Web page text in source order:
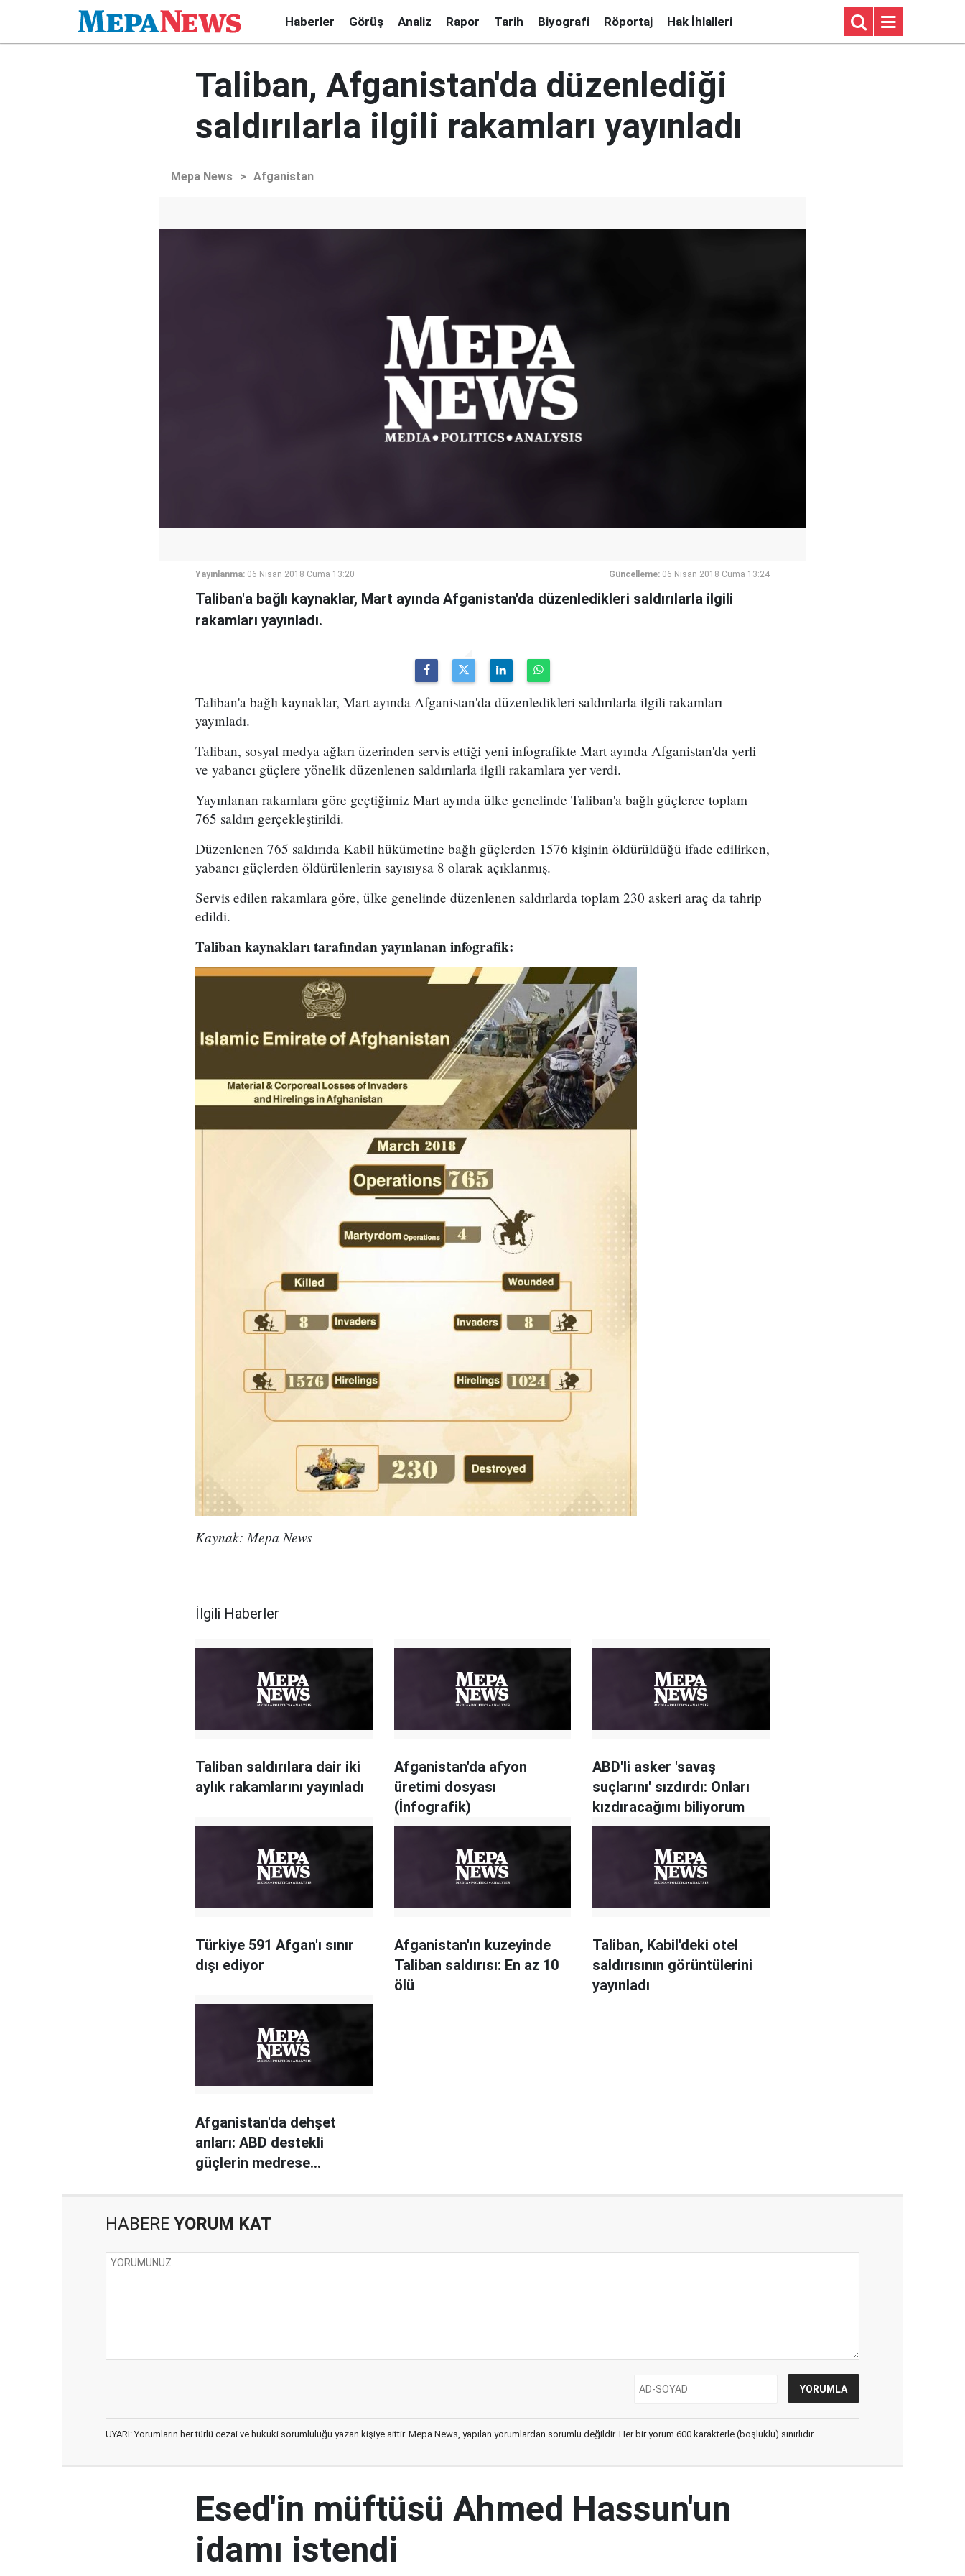
Haberler Görüş Analiz Rapor Tarih Biyografi Röportaj Hak İhlalleri
Taliban, Afganistan'da düzenlediği
saldırılarla ilgili rakamları yayınladı
Mepa News > Afganistan
Yayınlanma: 06 Nisan 2018 Cuma 13:20 Güncelleme: 06 Nisan 2018 Cuma 13:24
Taliban'a bağlı kaynaklar, Mart ayında Afganistan'da düzenledikleri saldırılarla ilgili
rakamları yayınladı.
Taliban'a bağlı kaynaklar, Mart ayında Afganistan'da düzenledikleri saldırılarla ilgili rakamları
yayınladı.
Taliban, sosyal medya ağları üzerinden servis ettiği yeni infografikte Mart ayında Afganistan'da yerli
ve yabancı güçlere yönelik düzenlenen saldırılarla ilgili rakamlara yer verdi.
Yayınlanan rakamlara göre geçtiğimiz Mart ayında ülke genelinde Taliban'a bağlı güçlerce toplam
765 saldırı gerçekleştirildi.
Düzenlenen 765 saldırıda Kabil hükümetine bağlı güçlerden 1576 kişinin öldürüldüğü ifade edilirken,
yabancı güçlerden öldürülenlerin sayısıysa 8 olarak açıklanmış.
Servis edilen rakamlara göre, ülke genelinde düzenlenen saldırlarda toplam 230 askeri araç da tahrip
edildi.
Taliban kaynakları tarafından yayınlanan infografik:
Kaynak: Mepa News
İlgili Haberler
Taliban saldırılara dair iki
aylık rakamlarını yayınladı
Afganistan'da afyon
üretimi dosyası
(İnfografik)
ABD'li asker 'savaş
suçlarını' sızdırdı: Onları
kızdıracağımı biliyorum
Türkiye 591 Afgan'ı sınır
dışı ediyor
Afganistan'ın kuzeyinde
Taliban saldırısı: En az 10
ölü
Taliban, Kabil'deki otel
saldırısının görüntülerini
yayınladı
Afganistan'da dehşet
anları: ABD destekli
güçlerin medrese
HABERE YORUM KAT
UYARI: Yorumların her türlü cezai ve hukuki sorumluluğu yazan kişiye aittir. Mepa News, yapılan yorumlardan sorumlu değildir. Her bir yorum 600 karakterle (boşluklu) sınırlıdır.
Esed'in müftüsü Ahmed Hassun'un
idamı istendi